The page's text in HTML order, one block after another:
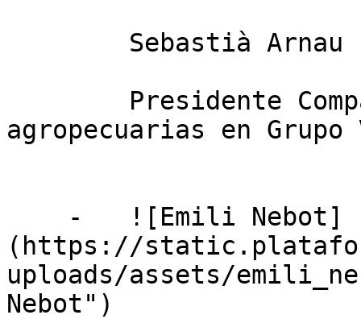
agropecuarias en Grupo
(https://
uploads/assets/
Nebot")